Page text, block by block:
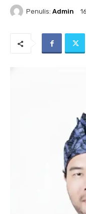
Penulis: Admin